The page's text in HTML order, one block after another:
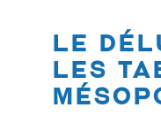
Le
les